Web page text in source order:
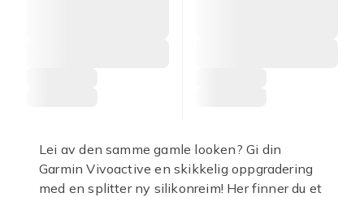
Lei av den samme gamle looken? Gi din
Garmin Vivoactive en skikkelig oppgradering
med en splitter ny silikonreim! Her finner du et